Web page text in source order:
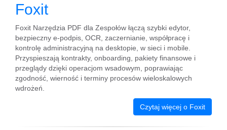
Foxit
Foxit Narzędzia PDF dla Zespołów łączą szybki edytor,
bezpieczny e-podpis, OCR, zaczernianie, współpracę i
kontrolę administracyjną na desktopie, w sieci i mobile.
Przyspieszają kontrakty, onboarding, pakiety finansowe i
przeglądy dzięki operacjom wsadowym, poprawiając
zgodność, wierność i terminy procesów wieloskalowych
wdrożeń.
Czytaj więcej o Foxit